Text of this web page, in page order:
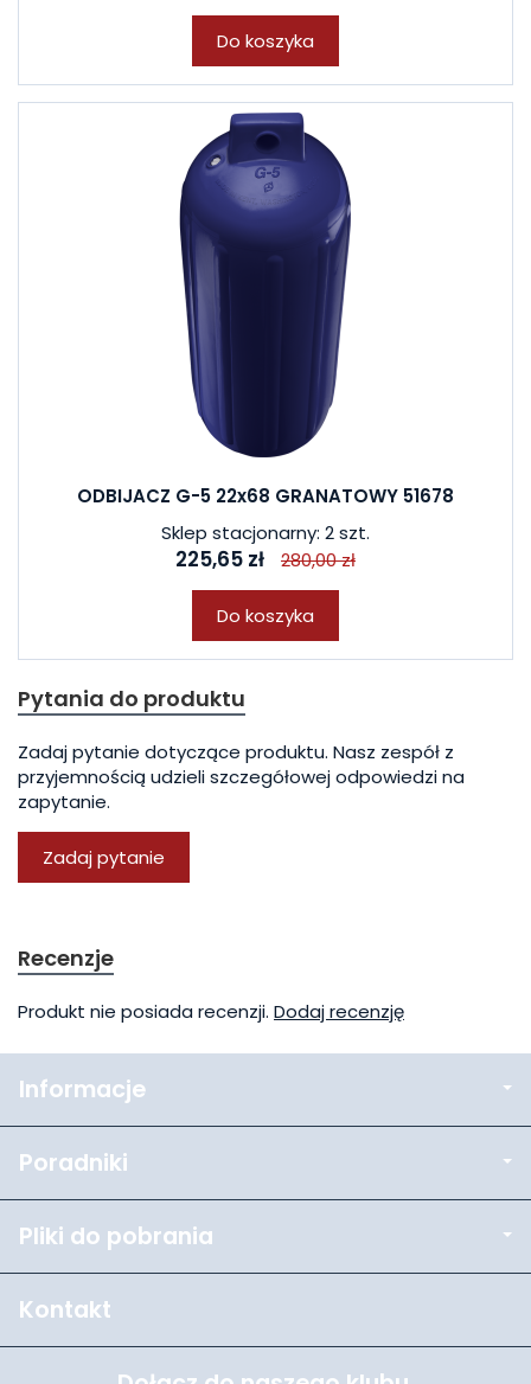
Do koszyka
ODBIJACZ G-5 22x68 GRANATOWY 51678
Sklep stacjonarny: 2 szt.
225,65 zł 280,00 zł
Do koszyka
Pytania do produktu
Zadaj pytanie dotyczące produktu. Nasz zespół z
przyjemnością udzieli szczegółowej odpowiedzi na
zapytanie.
Zadaj pytanie
Recenzje
Produkt nie posiada recenzji. Dodaj recenzję
Informacje
Poradniki
Pliki do pobrania
Kontakt